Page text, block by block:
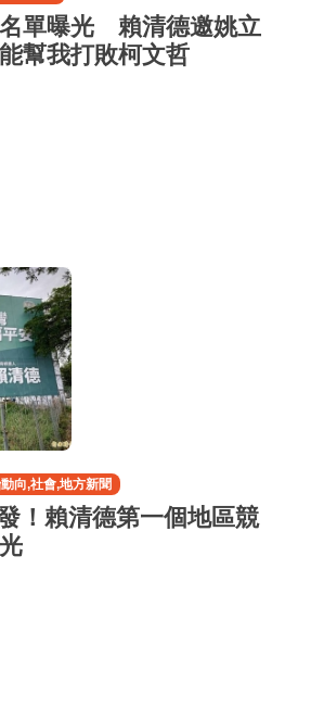
單曝光 賴清德邀姚立
幫我打敗柯文哲
向,社會,地方新聞
！賴清德第一個地區競